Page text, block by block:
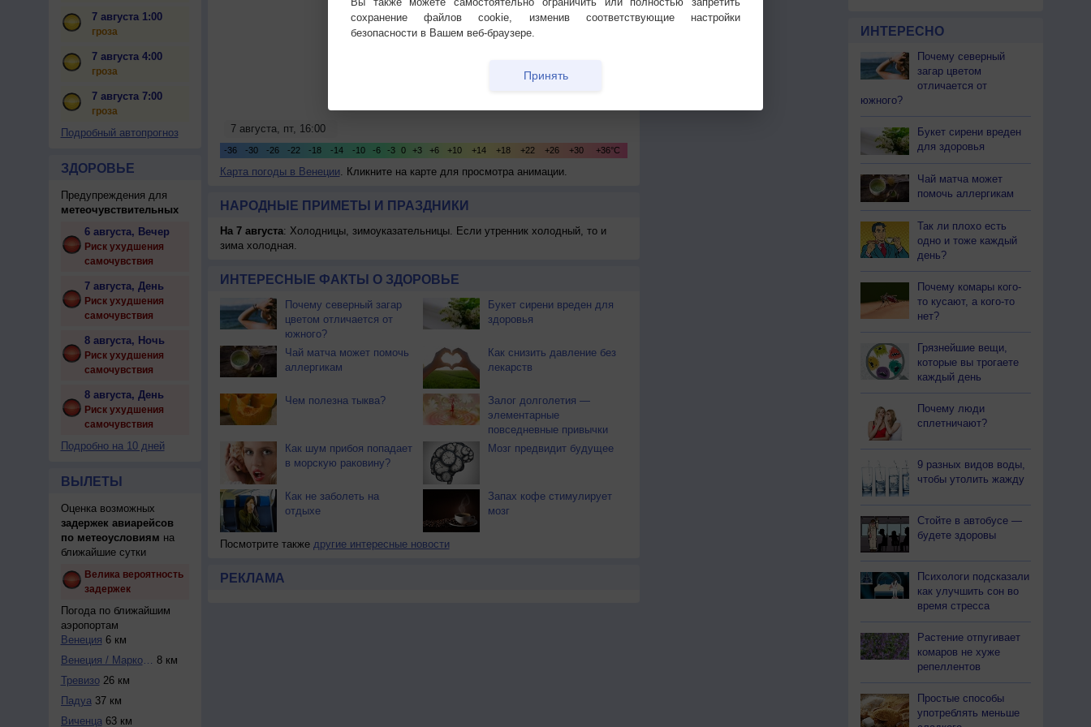
7 августа 1:00
гроза
7 августа 4:00
гроза
7 августа 7:00
гроза
Подробный автопрогноз
ЗДОРОВЬЕ
Предупреждения для
метеочувствительных
6 августа, Вечер
Риск ухудшения
самочувствия
7 августа, День
Риск ухудшения
самочувствия
8 августа, Ночь
Риск ухудшения
самочувствия
8 августа, День
Риск ухудшения
самочувствия
Подробно на 10 дней
ВЫЛЕТЫ
Оценка возможных
задержек авиарейсов
по метеоусловиям на
ближайшие сутки
Велика вероятность
задержек
Погода по ближайшим
аэропортам
Венеция 6 км
Венеция / Марко-П... 8 км
Тревизо26 км
Падуа37 км
Виченца63 км
Карта погоды в Венеции. Кликните на карте для просмотра анимации.
НАРОДНЫЕ ПРИМЕТЫ И ПРАЗДНИКИ
На 7 августа: Холодницы, зимоуказательницы. Если утренник холодный, то и
зима холодная.
ИНТЕРЕСНЫЕ ФАКТЫ О ЗДОРОВЬЕ
Почему северный загар
цветом отличается от
южного?
Букет сирени вреден для
здоровья
Чай матча может помочь
аллергикам
Как снизить давление без
лекарств
Чем полезна тыква?
Залог долголетия —
элементарные
повседневные привычки
Как шум прибоя попадает
в морскую раковину?
Мозг предвидит будущее
Как не заболеть на
отдыхе
Запах кофе стимулирует
мозг
Посмотрите также другие интересные новости
РЕКЛАМА
ИНТЕРЕСНО
Почему северный
загар цветом
отличается от
южного?
Букет сирени вреден
для здоровья
Чай матча может
помочь аллергикам
Так ли плохо есть
одно и тоже каждый
день?
Почему комары кого-
то кусают, а кого-то
нет?
Грязнейшие вещи,
которые вы трогаете
каждый день
Почему люди
сплетничают?
9 разных видов воды,
чтобы утолить жажду
Стойте в автобусе —
будете здоровы
Психологи подсказали
как улучшить сон во
время стресса
Растение отпугивает
комаров не хуже
репеллентов
Простые способы
употреблять меньше
сохранение файлов cookie, изменив соответствующие настройки
безопасности в Вашем веб-браузере.
Принять